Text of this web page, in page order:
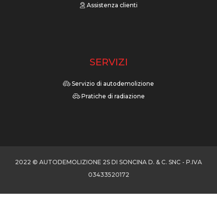
Assistenza clienti
SERVIZI
Servizio di autodemolizione
Pratiche di radiazione
2022 © AUTODEMOLIZIONE 2S DI SONCINA D. & C. SNC - P.IVA
03433520172